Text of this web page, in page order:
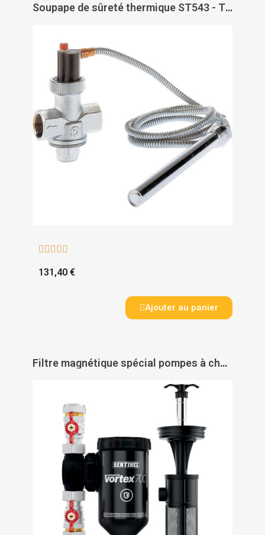
Soupape de sûreté thermique ST543 - THERMADOR
    
131,40 €
Ajouter au panier
Filtre magnétique spécial pompes à chaleur Eliminator Vortex 700 - SENTINEL